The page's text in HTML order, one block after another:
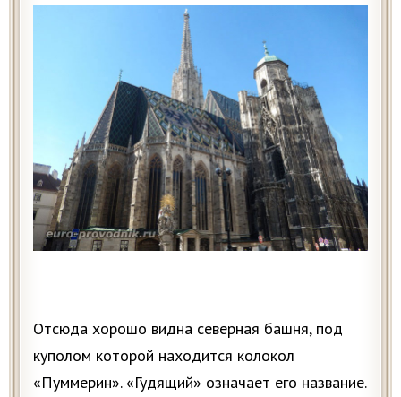
Отсюда хорошо видна северная башня, под
куполом которой находится колокол
«Пуммерин». «Гудящий» означает его название.